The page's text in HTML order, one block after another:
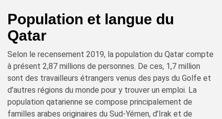
Population et langue du
Qatar
Selon le recensement 2019, la population du Qatar compte
à présent 2,87 millions de personnes. De ces, 1,7 million
sont des travailleurs étrangers venus des pays du Golfe et
d'autres régions du monde pour y trouver un emploi. La
population qatarienne se compose principalement de
familles arabes originaires du Sud-Yémen, d’Irak et de